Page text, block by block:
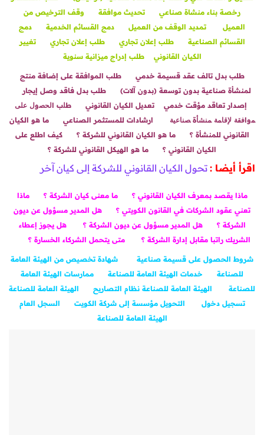
رخصة بناء منشاة صناعي
تحديث موافقة
وقف الترخيص من
العميل
تمديد الوقف من العميل دمج القسائم الخدمية
دمج
القسائم الصناعية
طلب إعلان تجاري طلب إعلان تجاري
تغيير
الكيان القانوني
طلب إدراج ميزانية سنوية
طلب بدل تالف عقد قسيمة خدمي
طلب الموافقة على إضافة منتج
لمنشأة صناعية بدون توسعة (بدون آلات)
طلب بدل فاقد وصل إيجار
إصدار تعاقد مؤقت خدمي
تعديل الكيان القانوني
طﻠب اﻟﺤﺼوﻝ ﻋﻠﻰ
ﻤواﻓﻘﺔ ﻹﻗﺎﻤﺔ ﻤﻨﺸﺄة ﺼﻨﺎﻋﻴﺔ
ارشادات للمستثمر الصناعي
ما هو الكيان
القانوني للمنشأة ؟
ما هو الكيان القانوني للشركة ؟
كيف اطلع على
الكيان القانوني ؟
ما هو الهيكل القانوني للشركة ؟
اقرأ أيضا : تحول الكيان القانوني للشركة إلى كيان آخر
ماذا يقصد بمعرف الكيان القانوني ؟ ما معنى كيان الشركة ؟
ماذا
تعني عقود الشركات في القانون الكويتي ؟
هل المدير مسؤول عن ديون
الشركة ؟
هل المدير مسؤول عن ديون الشركة ؟
هل يجوز إعطاء
الشريك راتبا مقابل إدارة الشركة ؟
متى يتحمل الشركاء الخسارة ؟
شروط الحصول على قسيمة صناعية
شهادة تخصيص من الهيئة العامة
للصناعة
خدمات الهيئة العامة للصناعة
ممارسات الهيئة العامة
للصناعة
الهيئة العامة للصناعة نظام التصاريح
الهيئة العامة للصناعة
تسجيل دخول
التحويل مؤسسة إلى شركة الكويت
السجل العام
الهيئة العامة للصناعة